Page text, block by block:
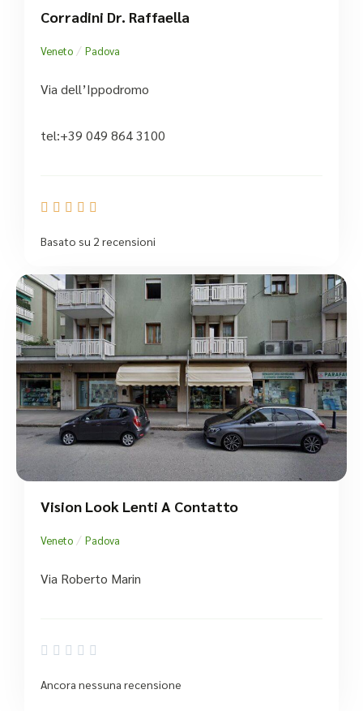
Corradini Dr. Raffaella
Veneto / Padova
Via dell’Ippodromo
tel:+39 049 864 3100
    
Basato su 2 recensioni
Vision Look Lenti A Contatto
Veneto / Padova
Via Roberto Marin
    
Ancora nessuna recensione